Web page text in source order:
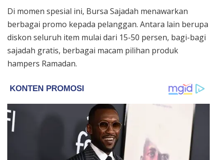
Di momen spesial ini, Bursa Sajadah menawarkan
berbagai promo kepada pelanggan. Antara lain berupa
diskon seluruh item mulai dari 15-50 persen, bagi-bagi
sajadah gratis, berbagai macam pilihan produk
hampers Ramadan.